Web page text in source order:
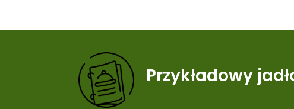
Przykładowy